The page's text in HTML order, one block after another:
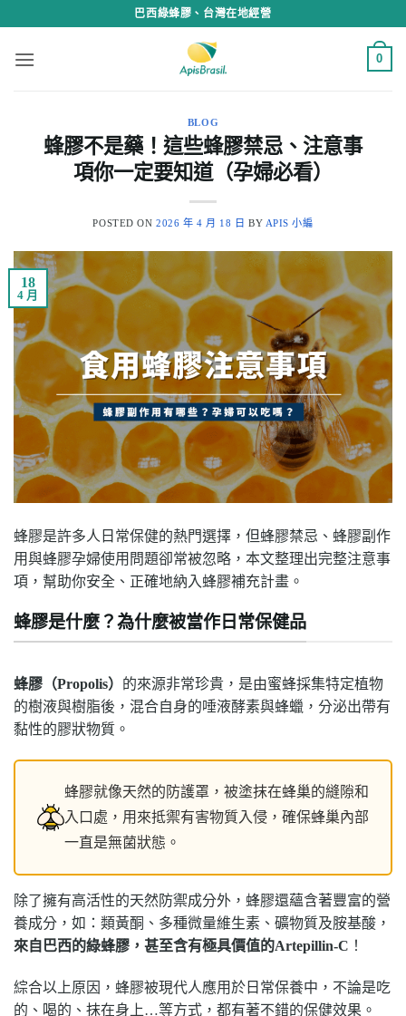
content
巴西綠蜂膠、台灣在地經營
0
BLOG
蜂膠不是藥！這些蜂膠禁忌、注意事
項你一定要知道（孕婦必看）
POSTED ON2026 年 4 月 18 日 BY APIS 小編
18
4 月
蜂膠是許多人日常保健的熱門選擇，但蜂膠禁忌、蜂膠副作
用與蜂膠孕婦使用問題卻常被忽略，本文整理出完整注意事
項，幫助你安全、正確地納入蜂膠補充計畫。
蜂膠是什麼？為什麼被當作日常保健品
蜂膠（Propolis） 的來源非常珍貴，是由蜜蜂採集特定植物
的樹液與樹脂後，混合自身的唾液酵素與蜂蠟，分泌出帶有
黏性的膠狀物質。
蜂膠就像天然的防護罩，被塗抹在蜂巢的縫隙和
入口處，用來抵禦有害物質入侵，確保蜂巢內部
一直是無菌狀態。
除了擁有高活性的天然防禦成分外，蜂膠還蘊含著豐富的營
養成分，如：類黃酮、多種微量維生素、礦物質及胺基酸，
來自巴西的綠蜂膠，甚至含有極具價值的Artepillin-C ！
綜合以上原因，蜂膠被現代人應用於日常保養中，不論是吃
的、喝的、抹在身上…等方式，都有著不錯的保健效果。